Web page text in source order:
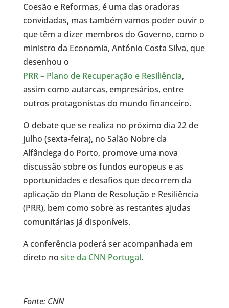
Coesão e Reformas, é uma das oradoras
convidadas, mas também vamos poder ouvir o
que têm a dizer membros do Governo, como o
ministro da Economia, António Costa Silva, que
desenhou o
PRR – Plano de Recuperação e Resiliência,
assim como autarcas, empresários, entre
outros protagonistas do mundo financeiro.
O debate que se realiza no próximo dia 22 de
julho (sexta-feira), no Salão Nobre da
Alfândega do Porto, promove uma nova
discussão sobre os fundos europeus e as
oportunidades e desafios que decorrem da
aplicação do Plano de Resolução e Resiliência
(PRR), bem como sobre as restantes ajudas
comunitárias já disponíveis.
A conferência poderá ser acompanhada em
direto no site da CNN Portugal.
Fonte: CNN